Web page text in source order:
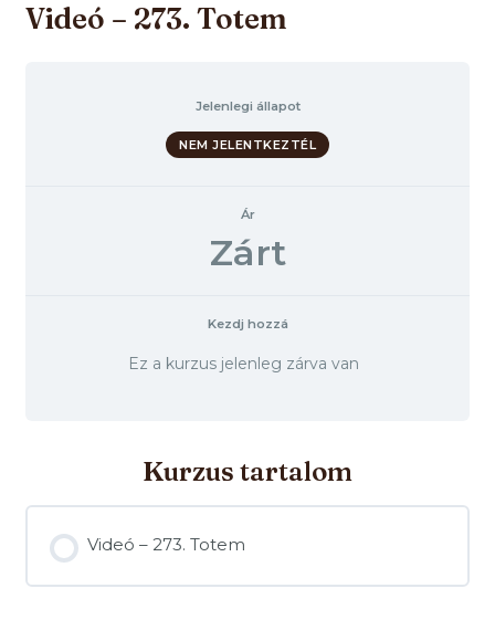
Videó – 273. Totem
Jelenlegi állapot
NEM JELENTKEZTÉL
Ár
Zárt
Kezdj hozzá
Ez a kurzus jelenleg zárva van
Kurzus tartalom
Videó – 273. Totem